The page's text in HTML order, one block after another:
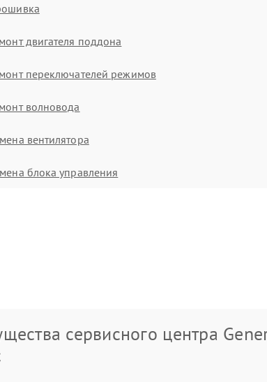
двигателя поддона
переключателей режимов
волновода
вентилятора
блока управления
сервисного центра